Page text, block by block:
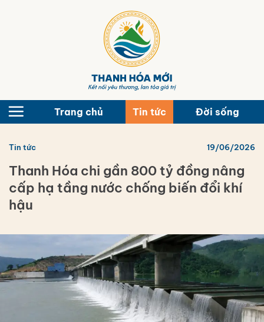
Trang chủ Tin tức Đời sống
Tin tức 19/06/2026
Thanh Hóa chi gần 800 tỷ đồng nâng
cấp hạ tầng nước chống biến đổi khí
hậu